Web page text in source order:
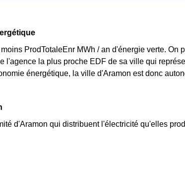
ProdTotaleEnr MWh / an d'énergie verte. On
l'agence la plus proche EDF de sa ville qui
énergétique, la ville d'Aramon est donc
d'Aramon qui distribuent l'électricité qu'elles